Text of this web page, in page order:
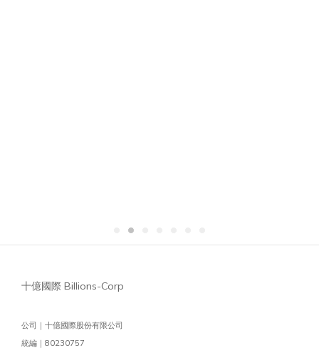
十億國際 Billions-Corp
公司｜十億國際股份有限公司
統編｜80230757